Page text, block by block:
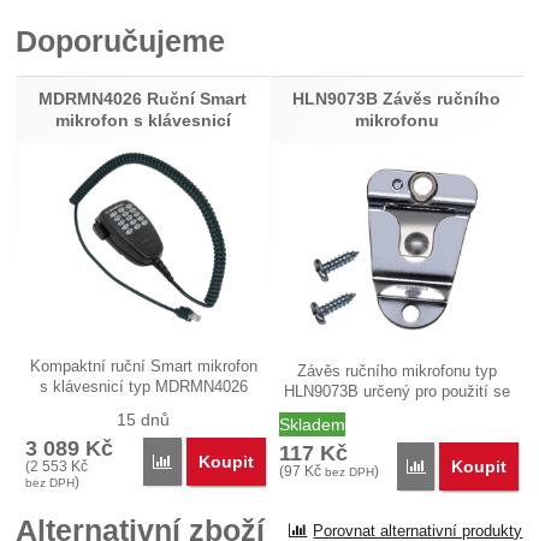
Recenze
Nebyla přidána žádná recenze.
Doporučujeme
MDRMN4026 Ruční Smart
mikrofon s klávesnicí
Kompaktní ruční Smart mikrofon
s klávesnicí typ MDRMN4026
15 dnů
3 089 Kč
(2 553 Kč
bez DPH)
Porovnat
Koupit
HLN9073B Závěs ručního
mikrofonu
Závěs ručního mikrofonu typ
HLN9073B určený pro použití se
Skladem
117 Kč
(97 Kč bez DPH) Porovnat
Koupit
Alternativní zboží Porovnat alternativní produkty